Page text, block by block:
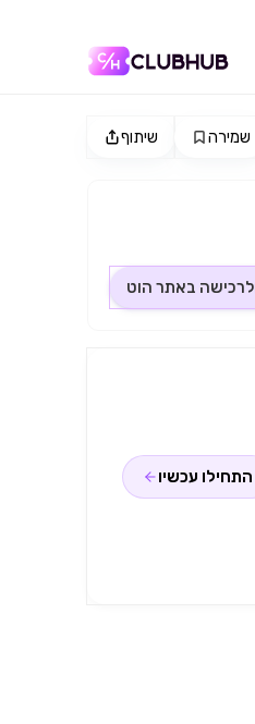
שיתוף שמירה
לרכישה באתר הוט
התחילו עכשיו